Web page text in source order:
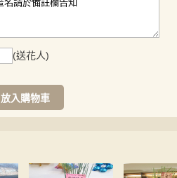
(送花人)
放入購物車